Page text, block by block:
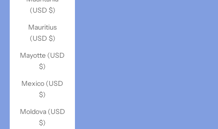
(USD $)
Mauritius
(USD $)
Mayotte (USD
$)
Mexico (USD
$)
Moldova (USD
$)